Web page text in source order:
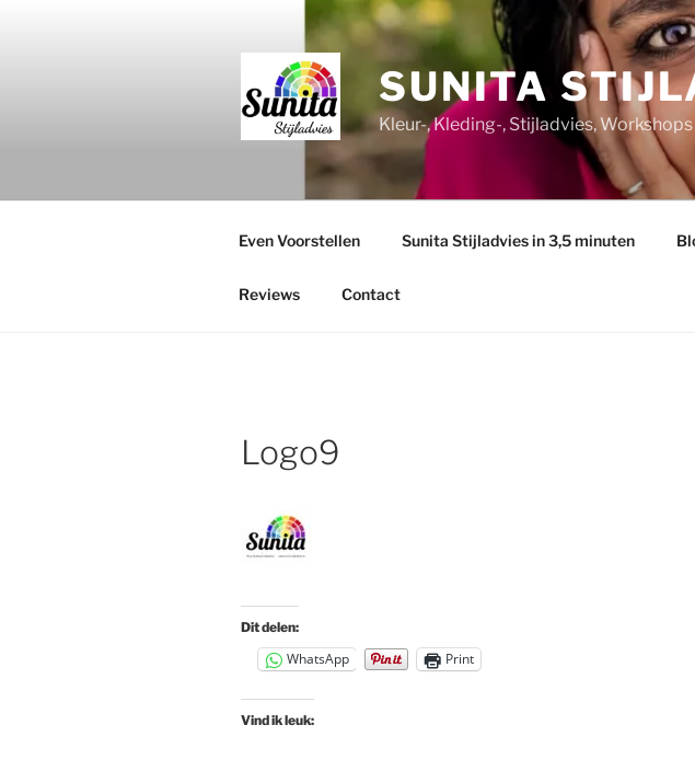
SUNITA
Kleur-, Kleding-, Stijladvies,
Even Voorstellen Sunita Stijladvies in 3,5 minuten
Reviews Contact
Logo9
Dit delen:
WhatsApp Print
Vind ik leuk: